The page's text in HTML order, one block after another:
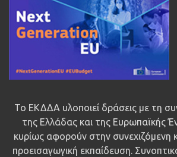
Το ΕΚΔΔΑ υλοποιεί δράσεις με τη
της Ελλάδας και της Ευρωπαϊκής
κυρίως αφορούν στην συνεχιζόμενη
προεισαγωγική εκπαίδευση.